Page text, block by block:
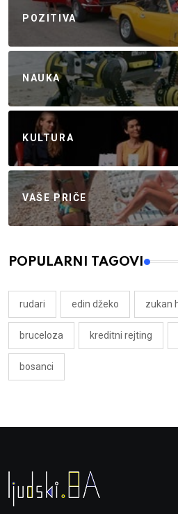
POZITIVA
NAUKA
KULTURA
VAŠE PRIČE
POPULARNI TAGOVI
rudari edin džeko zukan
bruceloza kreditni rejting
bosanci